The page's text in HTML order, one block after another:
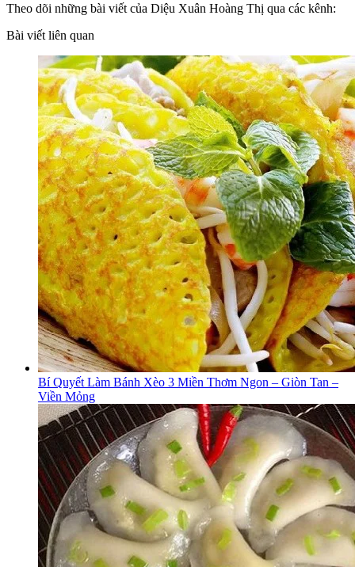
Theo dõi những bài viết của Diệu Xuân Hoàng Thị qua các kênh:
Bài viết liên quan
Bí Quyết Làm Bánh Xèo 3 Miền Thơm Ngon – Giòn Tan –
Viền Mỏng